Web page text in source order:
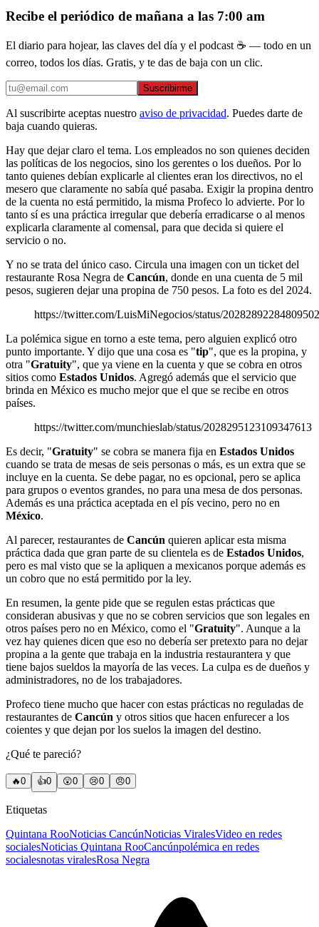
Recibe el periódico de mañana a las 7:00 am
El diario para hojear, las claves del día y el podcast ☕ — todo en un
correo, todos los días. Gratis, y te das de baja con un clic.
Suscribirme
Al suscribirte aceptas nuestro aviso de privacidad. Puedes darte de
baja cuando quieras.
Hay que dejar claro el tema. Los empleados no son quienes deciden
las políticas de los negocios, sino los gerentes o los dueños. Por lo
tanto quienes debían explicarle al clientes eran los directivos, no el
mesero que claramente no sabía qué pasaba. Exigir la propina dentro
de la cuenta no está permitido, la misma Profeco lo advierte. Por lo
tanto sí es una práctica irregular que debería erradicarse o al menos
explicarla claramente al comensal, para que decida si quiere el
servicio o no.
Y no se trata del único caso. Circula una imagen con un ticket del
restaurante Rosa Negra de Cancún, donde en una cuenta de 5 mil
pesos, sugieren dejar una propina de 750 pesos. La foto es del 2024.
https://twitter.com/LuisMiNegocios/status/
La polémica sigue en torno a este tema, pero alguien explicó otro
punto importante. Y dijo que una cosa es "tip", que es la propina, y
otra "Gratuity", que ya viene en la cuenta y que se cobra en otros
sitios como Estados Unidos. Agregó además que el servicio que
brinda en México es mucho mejor que el que se recibe en otros
países.
https://twitter.com/munchieslab/status/2028295123109347613
Es decir, "Gratuity" se cobra se manera fija en Estados Unidos
cuando se trata de mesas de seis personas o más, es un extra que se
incluye en la cuenta. Se debe pagar, no es opcional, pero se aplica
para grupos o eventos grandes, no para una mesa de dos personas.
Además es una práctica aceptada en el pís vecino, pero no en
México.
Al parecer, restaurantes de Cancún quieren aplicar esta misma
práctica dada que gran parte de su clientela es de Estados Unidos,
pero es mal visto que se la apliquen a mexicanos porque además es
un cobro que no está permitido por la ley.
En resumen, la gente pide que se regulen estas prácticas que
consideran abusivas y que no se cobren servicios que son legales en
otros países pero no en México, como el "Gratuity". Aunque a la
vez hay quienes dicen que eso no debería ser pretexto para no dejar
propina a la gente que trabaja en la industria restaurantera y que
tiene bajos sueldos la mayoría de las veces. La culpa es de dueños y
administradores, no de los trabajadores.
Profeco tiene mucho que hacer con estas prácticas no reguladas de
restaurantes de Cancún y otros sitios que hacen enfurecer a los
coientes y que dejan por los suelos la imagen del destino.
¿Qué te pareció?
🔥0 👍0 😲0 😢0 😠0
Etiquetas
Quintana RooNoticias CancúnNoticias ViralesVideo en redes
socialesNoticias Quintana RooCancúnpolémica en redes
socialesnotas viralesRosa Negra